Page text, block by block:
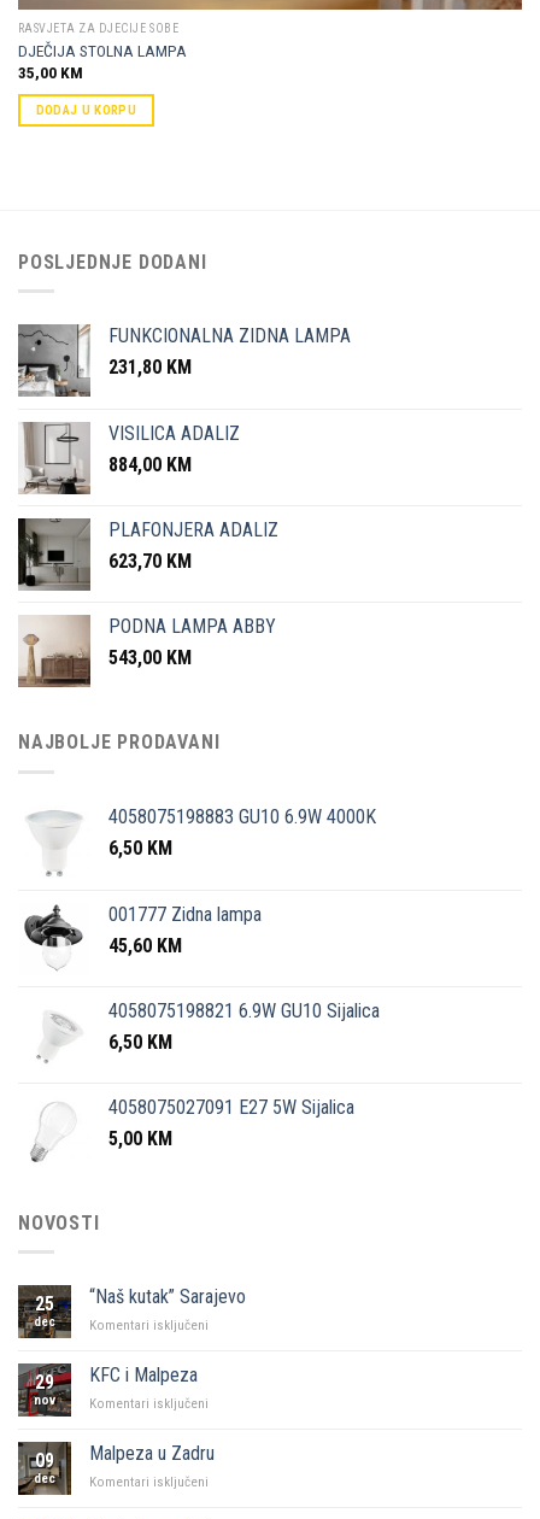
RASVJETA ZA DJECIJE SOBE
DJEČIJA STOLNA LAMPA
35,00 KM
DODAJ U KORPU
POSLJEDNJE DODANI
FUNKCIONALNA ZIDNA LAMPA
231,80 KM
VISILICA ADALIZ
884,00 KM
PLAFONJERA ADALIZ
623,70 KM
PODNA LAMPA ABBY
543,00 KM
NAJBOLJE PRODAVANI
4058075198883 GU10 6.9W 4000K
6,50 KM
001777 Zidna lampa
45,60 KM
4058075198821 6.9W GU10 Sijalica
6,50 KM
4058075027091 E27 5W Sijalica
5,00 KM
NOVOSTI
25
dec
“Naš kutak” Sarajevo
Komentari isključeni
29
nov
KFC i Malpeza
Komentari isključeni
Malpeza
09
dec
Malpeza u Zadru
Komentari isključeni